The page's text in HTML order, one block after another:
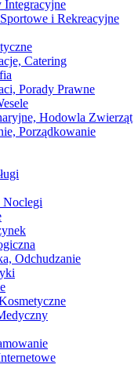
Integracyjne
i Rekreacyjne
Catering
Porady Prawne
Hodowla Zwierząt
Porządkowanie
Noclegi
Odchudzanie